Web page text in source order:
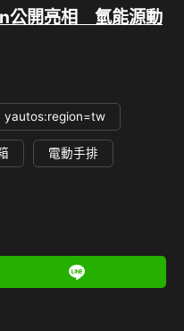
公開亮相 氫能源動
yautos:region=tw
電動手排